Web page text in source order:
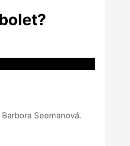
Seemanová.